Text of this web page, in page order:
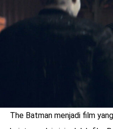
The Batman menjadi film